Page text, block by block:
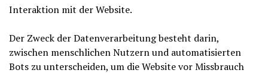
Interaktion mit der Website.
Der Zweck der Datenverarbeitung besteht darin,
zwischen menschlichen Nutzern und automatisierten
Bots zu unterscheiden, um die Website vor Missbrauch